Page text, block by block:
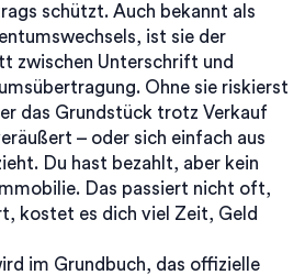
schützt. Auch bekannt als
, ist sie der
zwischen Unterschrift und
Ohne sie riskierst
das Grundstück trotz Verkauf
– oder sich einfach aus
Du hast bezahlt, aber kein
Das passiert nicht oft,
kostet es dich viel Zeit, Geld
im Grundbuch, das offizielle